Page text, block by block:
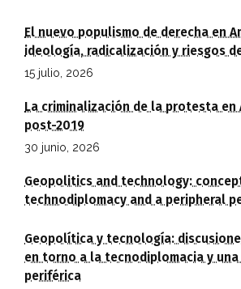
El nuevo populismo de derecha en
ideología, radicalización y riesgos
15 julio, 2026
La criminalización de la protesta en
post-2019
30 junio, 2026
Geopolitics and technology:
technodiplomacy and a peripheral
Geopolítica y tecnología:
en torno a la tecnodiplomacia y
periférica